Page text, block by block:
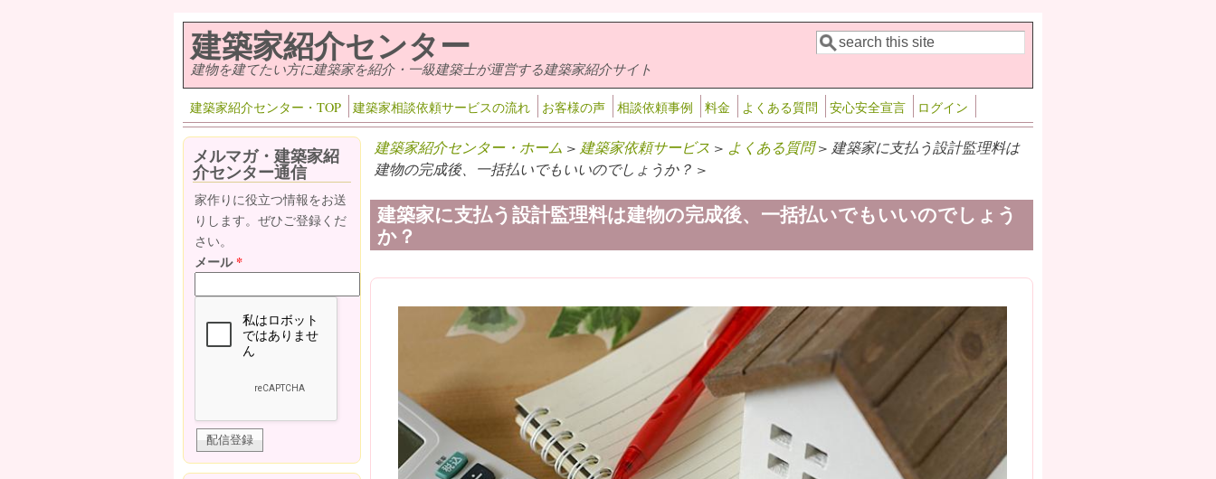
建築家紹介センター
建物を建てたい方に建築家を紹介・一級建築士が運営する建築家紹介サイト 検索フォーム
検索
建築家紹介センター・TOP 建築家相談依頼サービスの流れ お客様の声 相談依頼事例 料金 よくある質問 安心安全宣言 ログイン
建築家紹介センター・ホーム > 建築家依頼サービス > よくある質問> 建築家に支払う設計監理料は
建物の完成後、一括払いでもいいのでしょうか？ >
建築家に支払う設計監理料は建物の完成後、一括払いでもいいのでしょう
か？
メルマガ・建築家紹
介センター通信
家作りに役立つ情報をお送
りします。ぜひご登録くだ
さい。
メール*